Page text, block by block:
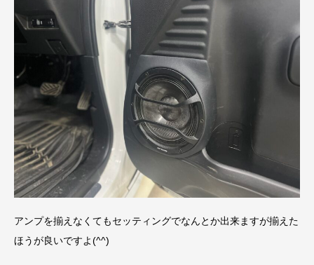
アンプを揃えなくてもセッティングでなんとか出来ますが揃えた
ほうが良いですよ(^^)